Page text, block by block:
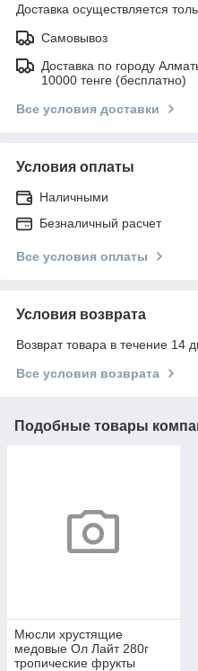
Доставка осуществляется
Самовывоз
Доставка по городу
10000 тенге (бесплатно)
Все условия доставки
Условия оплаты
Наличными
Безналичный расчет
Все условия оплаты
Условия возврата
Возврат товара в течение 14
Все условия возврата
Подобные товары
Мюсли хрустящие
медовые Ол Лайт 280г
тропические фрукты